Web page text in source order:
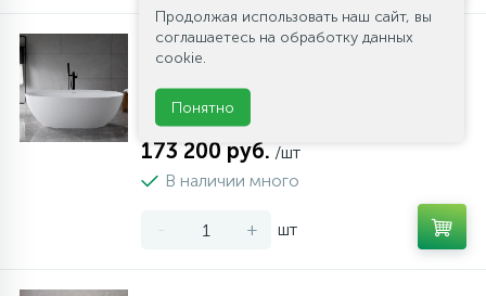
Ванна отдельностоящая CEZARES CZR-
искусственного камня
173 200 руб. /шт
В наличии много
- + шт
Продолжая использовать наш сайт, вы
соглашаетесь на обработку данных
cookie.
Понятно